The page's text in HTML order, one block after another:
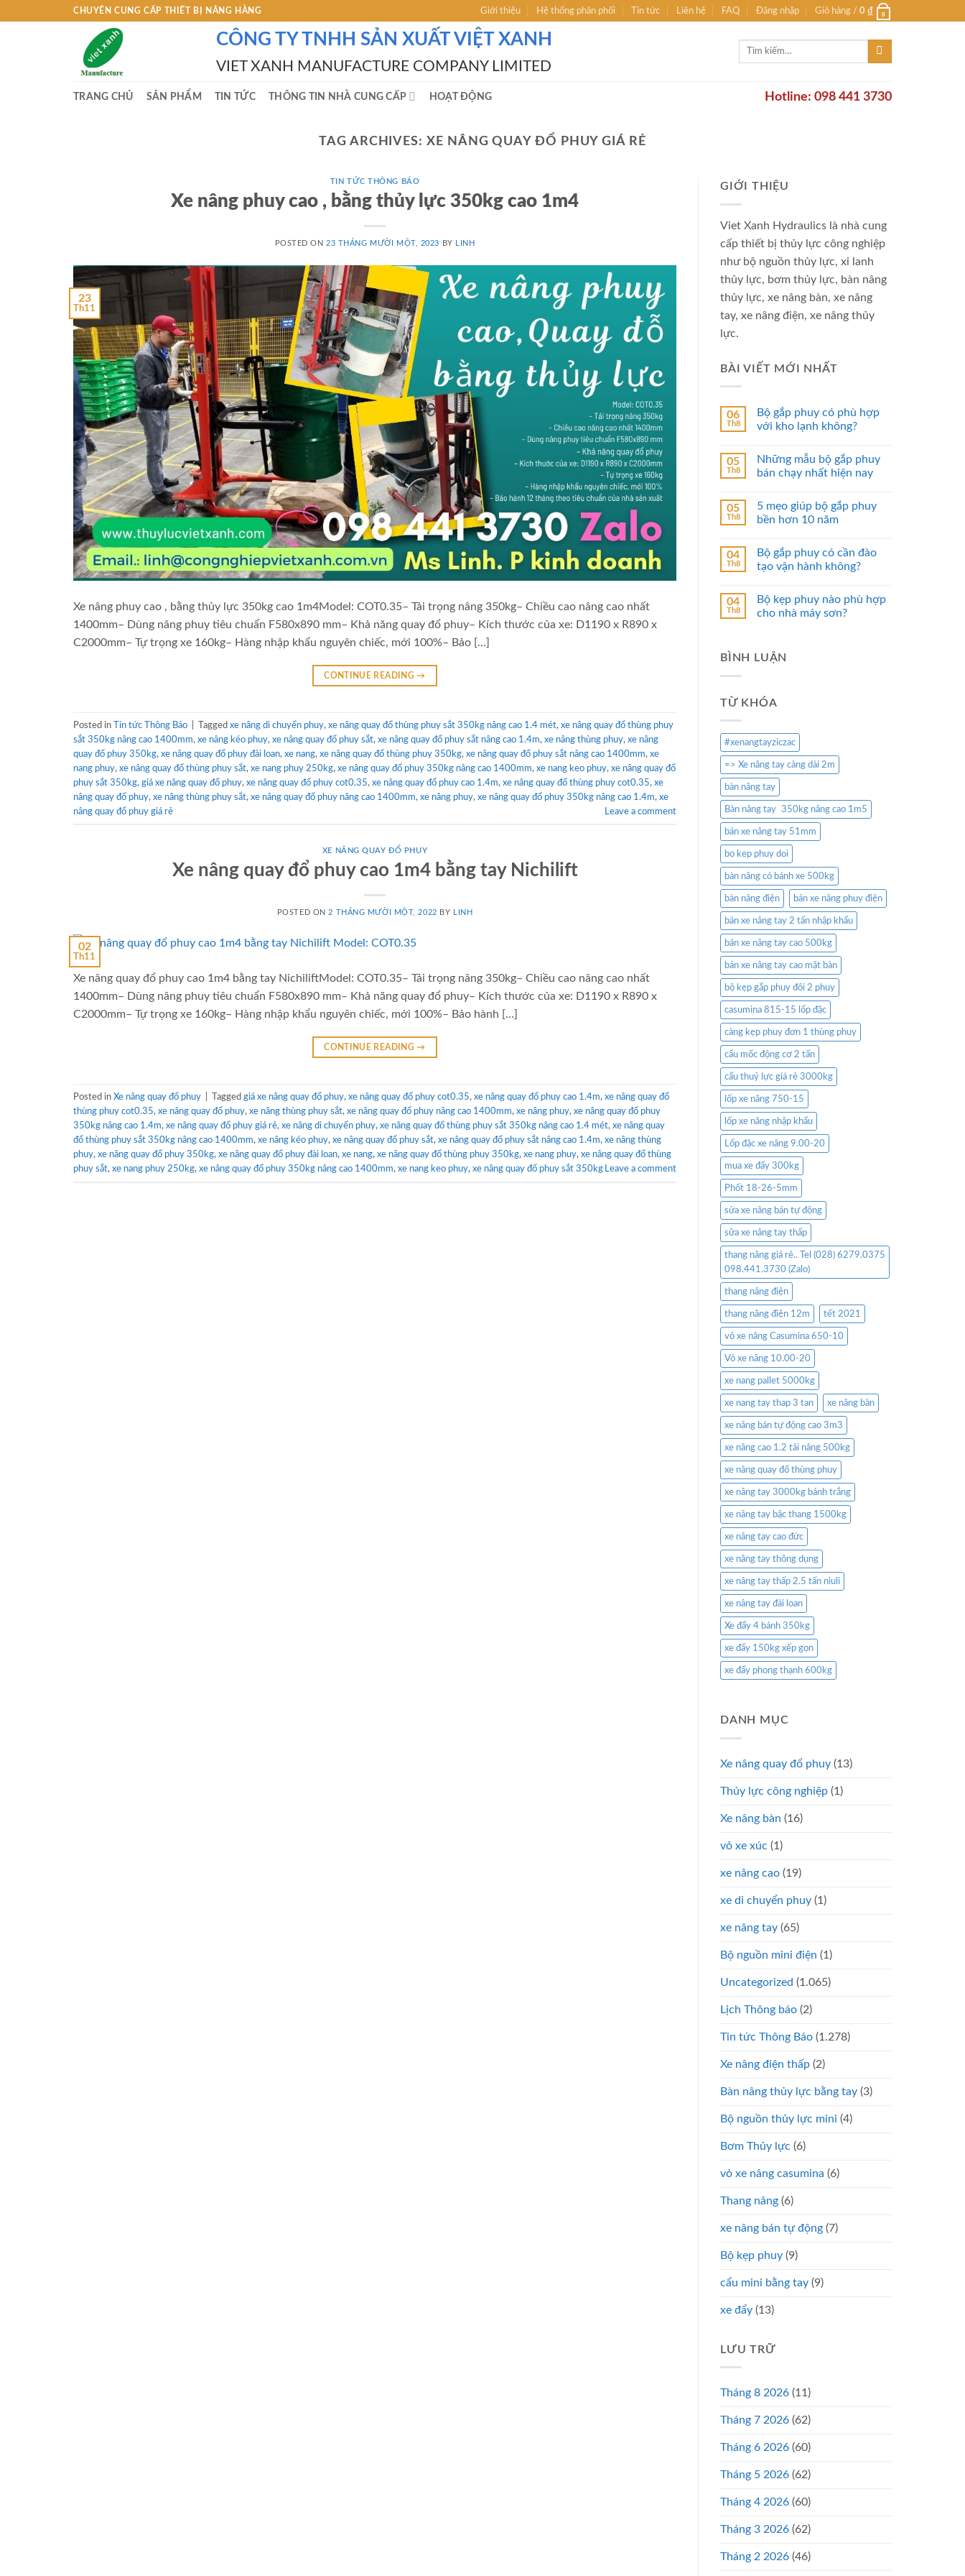
CHUYÊN CUNG CẤP THIẾT BỊ NÂNG HÀNG Giới thiệu Hệ thống phân phối Tin tức Liên hệ FAQ Đăng nhập Giỏ hàng / 0 ₫ 0
CÔNG TY TNHH SẢN XUẤT VIỆT XANH
VIET XANH MANUFACTURE COMPANY LIMITED
Tìm
TRANG CHỦ SẢN PHẨM TIN TỨC THÔNG TIN NHÀ CUNG CẤP HOẠT ĐỘNG Hotline: 098 441 3730
TAG ARCHIVES:XE NÂNG QUAY ĐỔ PHUY GIÁ RẺ
TIN TỨC THÔNG BÁO
Xe nâng phuy cao , bằng thủy lực 350kg cao 1m4
POSTED ON 23 THÁNG MƯỜI MỘT, 2023 BY LINH
23
Th11
Xe nâng phuy cao , bằng thủy lực 350kg cao 1m4Model: COT0.35– Tải trọng nâng 350kg– Chiều cao nâng cao nhất
1400mm– Dùng nâng phuy tiêu chuẩn F580x890 mm– Khả năng quay đổ phuy– Kích thước của xe: D1190 x R890 x
C2000mm– Tự trọng xe 160kg– Hàng nhập khẩu nguyên chiếc, mới 100%– Bảo […]
CONTINUE READING→
Posted in Tin tức Thông Báo Tagged xe nâng di chuyển phuy, xe nâng quay đổ thùng phuy sắt 350kg nâng cao 1.4 mét, xe nâng quay đổ thùng phuy
sắt 350kg nâng cao 1400mm, xe nâng kéo phuy, xe nâng quay đổ phuy sắt, xe nâng quay đổ phuy sắt nâng cao 1.4m, xe nâng thùng phuy, xe nâng
quay đổ phuy 350kg, xe nâng quay đổ phuy đài loan, xe nang, xe nâng quay đổ thùng phuy 350kg, xe nâng quay đổ phuy sắt nâng cao 1400mm, xe
nang phuy, xe nâng quay đổ thùng phuy sắt, xe nang phuy 250kg, xe nâng quay đổ phuy 350kg nâng cao 1400mm, xe nang keo phuy, xe nâng quay đổ
phuy sắt 350kg, giá xe nâng quay đổ phuy, xe nâng quay đổ phuy cot0.35, xe nâng quay đổ phuy cao 1.4m, xe nâng quay đổ thùng phuy cot0.35, xe
nâng quay đổ phuy, xe nâng thùng phuy sắt, xe nâng quay đổ phuy nâng cao 1400mm, xe nâng phuy, xe nâng quay đổ phuy 350kg nâng cao 1.4m, xe
nâng quay đổ phuy giá rẻ
Leave a comment
XE NÂNG QUAY ĐỔ PHUY
Xe nâng quay đổ phuy cao 1m4 bằng tay Nichilift
POSTED ON 2 THÁNG MƯỜI MỘT, 2022 BY LINH
02
Th11
Xe nâng quay đổ phuy cao 1m4 bằng tay NichiliftModel: COT0.35– Tải trọng nâng 350kg– Chiều cao nâng cao nhất
1400mm– Dùng nâng phuy tiêu chuẩn F580x890 mm– Khả năng quay đổ phuy– Kích thước của xe: D1190 x R890 x
C2000mm– Tự trọng xe 160kg– Hàng nhập khẩu nguyên chiếc, mới 100%– Bảo hành […]
CONTINUE READING→
Posted in Xe nâng quay đổ phuy Tagged giá xe nâng quay đổ phuy, xe nâng quay đổ phuy cot0.35, xe nâng quay đổ phuy cao 1.4m, xe nâng quay đổ
thùng phuy cot0.35, xe nâng quay đổ phuy, xe nâng thùng phuy sắt, xe nâng quay đổ phuy nâng cao 1400mm, xe nâng phuy, xe nâng quay đổ phuy
350kg nâng cao 1.4m, xe nâng quay đổ phuy giá rẻ, xe nâng di chuyển phuy, xe nâng quay đổ thùng phuy sắt 350kg nâng cao 1.4 mét, xe nâng quay
đổ thùng phuy sắt 350kg nâng cao 1400mm, xe nâng kéo phuy, xe nâng quay đổ phuy sắt, xe nâng quay đổ phuy sắt nâng cao 1.4m, xe nâng thùng
phuy, xe nâng quay đổ phuy 350kg, xe nâng quay đổ phuy đài loan, xe nang, xe nâng quay đổ thùng phuy 350kg, xe nang phuy, xe nâng quay đổ thùng
phuy sắt, xe nang phuy 250kg, xe nâng quay đổ phuy 350kg nâng cao 1400mm, xe nang keo phuy, xe nâng quay đổ phuy sắt 350kg Leave a comment
GIỚI THIỆU
Viet Xanh Hydraulics là nhà cung
cấp thiết bị thủy lực công nghiệp
như bộ nguồn thủy lực, xi lanh
thủy lực, bơm thủy lực, bàn nâng
thủy lực, xe nâng bàn, xe nâng
tay, xe nâng điện, xe nâng thủy
lực.
BÀI VIẾT MỚI NHẤT
06
Th8
Bộ gắp phuy có phù hợp
với kho lạnh không?
05
Th8
Những mẫu bộ gắp phuy
bán chạy nhất hiện nay
05
Th8
5 mẹo giúp bộ gắp phuy
bền hơn 10 năm
04
Th8
Bộ gắp phuy có cần đào
tạo vận hành không?
04
Th8
Bộ kẹp phuy nào phù hợp
cho nhà máy sơn?
BÌNH LUẬN
TỪ KHÓA
#xenangtayziczac
=> Xe nâng tay càng dài 2m
bàn nâng tay
Bàn nâng tay 350kg nâng cao 1m5
bán xe nâng tay 51mm
bo kep phuy doi
bàn nâng có bánh xe 500kg
bàn nâng điện bán xe nâng phuy điện
bán xe nâng tay 2 tấn nhập khẩu
bán xe nâng tay cao 500kg
bán xe nâng tay cao mặt bàn
bộ kẹp gắp phuy đôi 2 phuy
casumina 815-15 lốp đặc
càng kẹp phuy đơn 1 thùng phuy
cẩu mốc động cơ 2 tấn
cẩu thuỷ lực giá rẻ 3000kg
lốp xe nâng 750-15
lốp xe nâng nhập khẩu
Lốp đặc xe nâng 9.00-20
mua xe đẩy 300kg
Phốt 18-26-5mm
sửa xe nâng bán tự động
sữa xe nâng tay thấp
thang nâng giá rẻ.. Tel (028) 6279.0375
098.441.3730 (Zalo)
thang nâng điện
thang nâng điện 12m tết 2021
vỏ xe nâng Casumina 650-10
Vỏ xe nâng 10.00-20
xe nang pallet 5000kg
xe nang tay thap 3 tan xe nâng bàn
xe nâng bán tự động cao 3m3
xe nâng cao 1.2 tải nâng 500kg
xe nâng quay đổ thùng phuy
xe nâng tay 3000kg bánh trắng
xe nâng tay bậc thang 1500kg
xe nâng tay cao đức
xe nâng tay thông dụng
xe nâng tay thấp 2.5 tấn niuli
xe nâng tay đài loan
Xe đẩy 4 bánh 350kg
xe đẩy 150kg xếp gọn
xe đẩy phong thạnh 600kg
DANH MỤC
Xe nâng quay đổ phuy (13)
Thủy lực công nghiệp (1)
Xe nâng bàn (16)
vỏ xe xúc (1)
xe nâng cao (19)
xe di chuyển phuy (1)
xe nâng tay (65)
Bộ nguồn mini điện (1)
Uncategorized (1.065)
Lịch Thông báo (2)
Tin tức Thông Báo (1.278)
Xe nâng điện thấp (2)
Bàn nâng thủy lực bằng tay (3)
Bộ nguồn thủy lực mini (4)
Bơm Thủy lực (6)
vỏ xe nâng casumina (6)
Thang nâng (6)
xe nâng bán tự động (7)
Bộ kẹp phuy (9)
cẩu mini bằng tay (9)
xe đẩy (13)
LƯU TRỮ
Tháng 8 2026 (11)
Tháng 7 2026 (62)
Tháng 6 2026 (60)
Tháng 5 2026 (62)
Tháng 4 2026 (60)
Tháng 3 2026 (62)
Tháng 2 2026 (46)